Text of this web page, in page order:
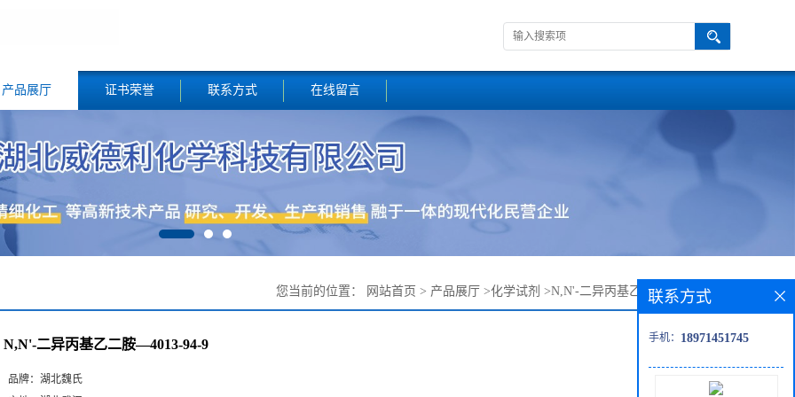
产品展厅 证书荣誉 联系方式 在线留言
您当前的位置： 网站首页 > 产品展厅 >化学试剂 >N,N'-二异丙基乙二胺—4013-94-9
N,N'-二异丙基乙二胺—4013-94-9
品牌： 湖北魏氏
联系方式
手机： 18971451745